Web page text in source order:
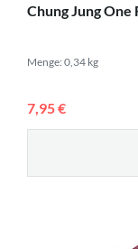
Chung Jung
Menge: 0,34 kg
7,95 €